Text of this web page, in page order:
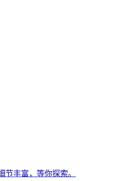
节丰富，等你探索。